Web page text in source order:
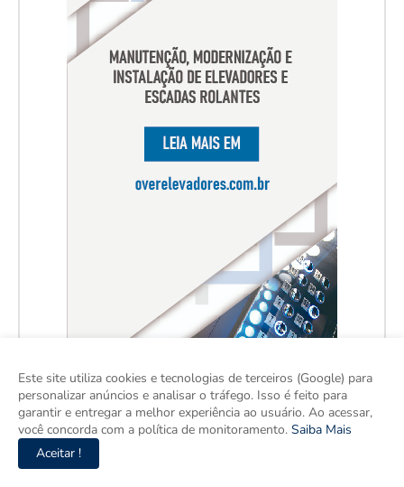
Este site utiliza cookies e tecnologias de terceiros (Google) para
personalizar anúncios e analisar o tráfego. Isso é feito para
garantir e entregar a melhor experiência ao usuário. Ao acessar,
você concorda com a política de monitoramento. Saiba Mais
Aceitar !